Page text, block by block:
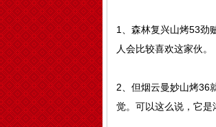
1、森林复兴山烤53劲
人会比较喜欢这家伙。
2、但烟云曼妙山烤36
觉。可以这么说，它是